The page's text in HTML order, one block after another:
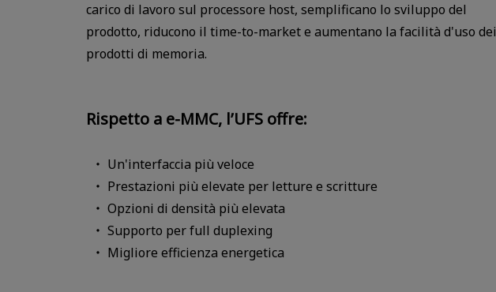
carico di lavoro sul processore host, semplificano lo sviluppo del
prodotto, riducono il time-to-market e aumentano la facilità d'uso dei
prodotti di memoria.
Rispetto a e-MMC, l’UFS offre:
Un'interfaccia più veloce
Prestazioni più elevate per letture e scritture
Opzioni di densità più elevata
Supporto per full duplexing
Migliore efficienza energetica